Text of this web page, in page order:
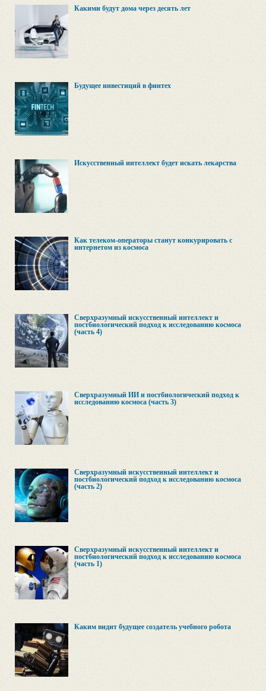
Какими будут дома через десять лет
Будущее инвестиций в финтех
Искусственный интеллект будет искать лекарства
Как телеком-операторы станут конкурировать с
интернетом из космоса
Сверхразумный искусственный интеллект и
постбиологический подход к исследованию космоса
(часть 4)
Сверхразумный ИИ и постбиологический подход к
исследованию космоса (часть 3)
Сверхразумный искусственный интеллект и
постбиологический подход к исследованию космоса
(часть 2)
Сверхразумный искусственный интеллект и
постбиологический подход к исследованию космоса
(часть 1)
Каким видит будущее создатель учебного робота